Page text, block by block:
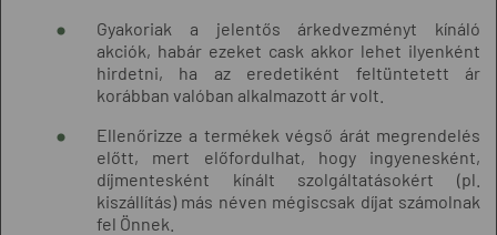
Gyakoriak a jelentős árkedvezményt kínáló
akciók, habár ezeket cask akkor lehet ilyenként
hirdetni, ha az eredetiként feltüntetett ár
korábban valóban alkalmazott ár volt.
Ellenőrizze a termékek végső árát megrendelés
előtt, mert előfordulhat, hogy ingyenesként,
díjmentesként kínált szolgáltatásokért (pl.
kiszállítás) más néven mégiscsak díjat számolnak
fel Önnek.